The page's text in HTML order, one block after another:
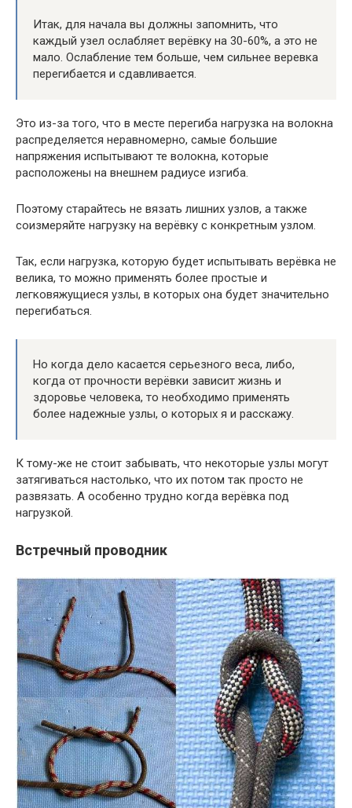
Итак, для начала вы должны запомнить, что
каждый узел ослабляет верёвку на 30-60%, а это не
мало. Ослабление тем больше, чем сильнее веревка
перегибается и сдавливается.
Это из-за того, что в месте перегиба нагрузка на волокна
распределяется неравномерно, самые большие
напряжения испытывают те волокна, которые
расположены на внешнем радиусе изгиба.
Поэтому старайтесь не вязать лишних узлов, а также
соизмеряйте нагрузку на верёвку с конкретным узлом.
Так, если нагрузка, которую будет испытывать верёвка не
велика, то можно применять более простые и
легковяжущиеся узлы, в которых она будет значительно
перегибаться.
Но когда дело касается серьезного веса, либо,
когда от прочности верёвки зависит жизнь и
здоровье человека, то необходимо применять
более надежные узлы, о которых я и расскажу.
К тому-же не стоит забывать, что некоторые узлы могут
затягиваться настолько, что их потом так просто не
развязать. А особенно трудно когда верёвка под
нагрузкой.
Встречный проводник